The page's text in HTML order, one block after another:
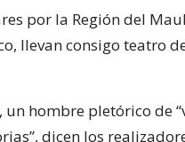
por la Región del
llevan consigo teatro
hombre pletórico de
dicen los